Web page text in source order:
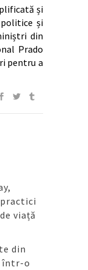
și
și
din
Prado
pentru a
viață
din
într-o